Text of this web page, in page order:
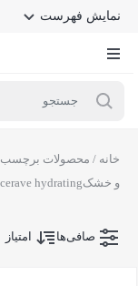
نمایش فهرست
خانه / محصولات
و خشکcerave hydrating”
صافی‌ها امتیاز